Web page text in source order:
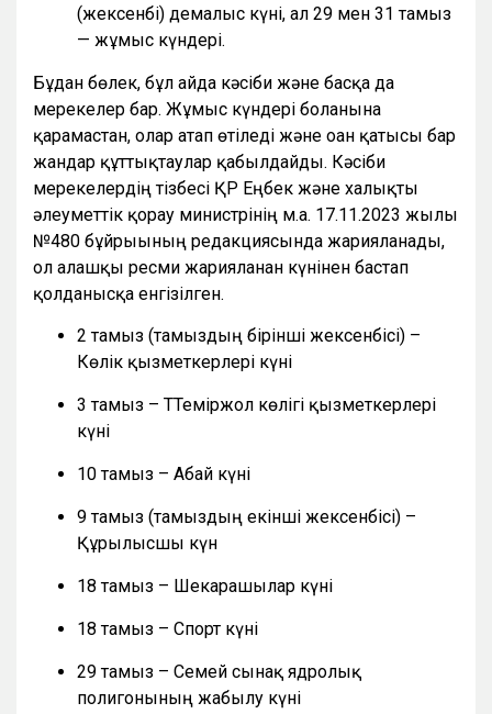
(жексенбі) демалыс күні, ал 29 мен 31 тамыз
— жұмыс күндері.
Бұдан бөлек, бұл айда кәсіби және басқа да
мерекелер бар. Жұмыс күндері болғанына
қарамастан, олар атап өтіледі және оған қатысы бар
жандар құттықтаулар қабылдайды. Кәсіби
мерекелердің тізбесі ҚР Еңбек және халықты
әлеуметтік қорғау министрінің м.а. 17.11.2023 жылғы
№480 бұйрығының редакциясында жарияланады,
ол алғашқы ресми жарияланған күнінен бастап
қолданысқа енгізілген.
2 тамыз (тамыздың бірінші жексенбісі) –
Көлік қызметкерлері күні
3 тамыз – ТТеміржол көлігі қызметкерлері
күні
10 тамыз – Абай күні
9 тамыз (тамыздың екінші жексенбісі) –
Құрылысшы күн
18 тамыз – Шекарашылар күні
18 тамыз – Спорт күні
29 тамыз – Семей сынақ ядролық
полигонының жабылу күні